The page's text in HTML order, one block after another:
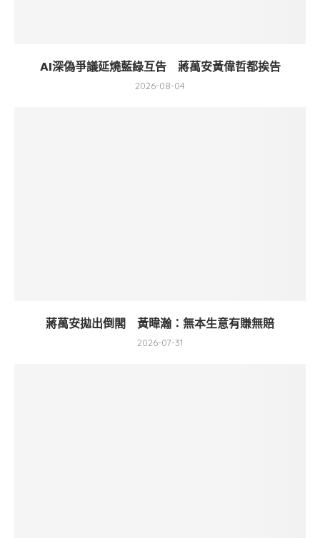
AI深偽爭議延燒藍綠互告 蔣萬安黃偉哲都挨告
2026-08-04
蔣萬安拋出倒閣 黃暐瀚：無本生意有賺無賠
2026-07-31